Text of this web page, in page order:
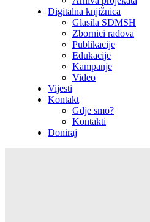
Digitalna knjižnica
Glasila SDMSH
Zbornici radova
Publikacije
Edukacije
Kampanje
Video
Vijesti
Kontakt
Gdje smo?
Kontakti
Doniraj